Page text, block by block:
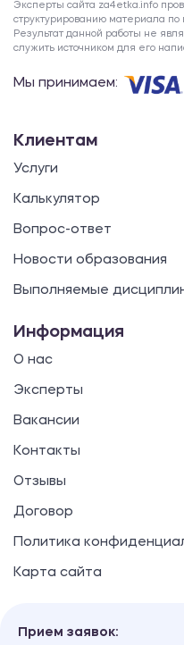
Эксперты сайта za4etka.info
структурированию материала
Результат данной работы не
служить источником для его
Мы принимаем:
Клиентам
Услуги
Калькулятор
Вопрос-ответ
Новости образования
Выполняемые
Информация
О нас
Эксперты
Вакансии
Контакты
Отзывы
Договор
Политика
Карта сайта
Прием заявок: